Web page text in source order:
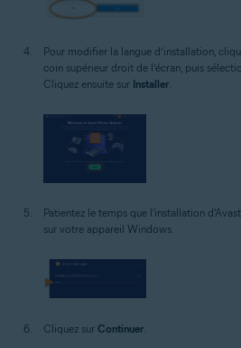
Pour modifier la langue d’installation,
coin supérieur droit de l’écran, puis
Cliquez ensuite sur Installer
Patientez le temps que l'installation
sur votre appareil Windows.
Cliquez sur Continuer